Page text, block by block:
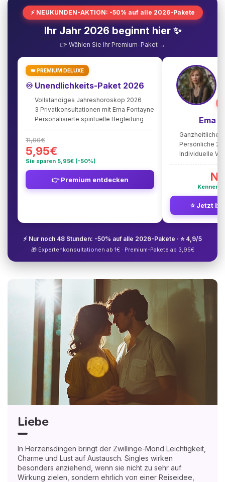
⚡ NEUKUNDEN-AKTION: -50% auf alle 2026-Pakete
Ihr Jahr 2026 beginnt hier ✨
👉 Wählen Sie Ihr Premium-Paket →
👑 PREMIUM DELUXE
♾️ Unendlichkeits-Paket 2026
Vollständiges Jahreshoroskop 2026
3 Privatkonsultationen mit Ema Fontayne
Personalisierte spirituelle Begleitung
11,90€
5,95€
Sie sparen 5,95€ (-50%)
👉 Premium entdecken
Ema
Ganzheitliche
Persönliche
Individuelle
⭐ Jetzt
⚡ Nur noch 48 Stunden: -50% auf alle 2026-Pakete · ⭐ 4,9/5
🎁 Expertenkonsultationen ab 1€ · Premium-Pakete ab 3,95€
Liebe
In Herzensdingen bringt der Zwillinge-Mond Leichtigkeit,
Charme und Lust auf Austausch. Singles wirken
besonders anziehend, wenn sie nicht zu sehr auf
Wirkung zielen, sondern ehrlich von einer Reiseidee,